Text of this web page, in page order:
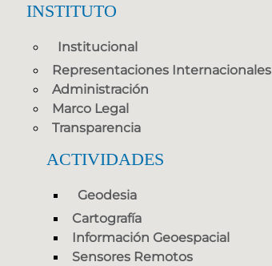
INSTITUTO
Institucional
Representaciones Internacionales
Administración
Marco Legal
Transparencia
ACTIVIDADES
Geodesia
Cartografía
Información Geoespacial
Sensores Remotos